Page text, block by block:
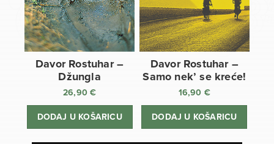
Davor Rostuhar –
Džungla
26,90€
DODAJ U KOŠARICU
Davor Rostuhar –
Samo nek’ se kreće!
16,90 €
DODAJ U KOŠARICU